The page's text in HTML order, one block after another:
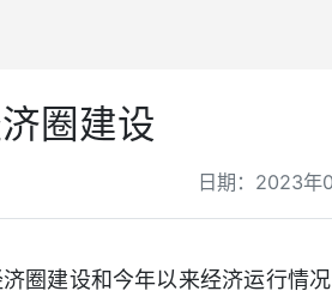
圈建设
日期：2023年
圈建设和今年以来经济运行情况